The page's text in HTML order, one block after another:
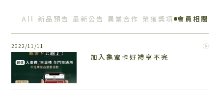
All 新品預告 最新公告 異業合作 榮獲獎項 會員相關
2022/11/11
加入龜蜜卡好禮享不完